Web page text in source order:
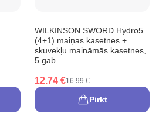
WILKINSON SWORD Hydro5
(4+1) maiņas kasetnes +
skuvekļu maināmās kasetnes,
5 gab.
12.74 €16.99 €
Pirkt